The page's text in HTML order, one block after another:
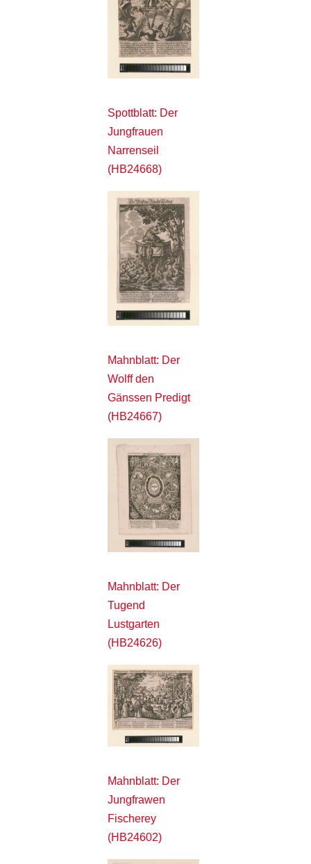
Spottblatt: Der
Jungfrauen
Narrenseil
(HB24668)
Mahnblatt: Der
Wolff den
Gänssen Predigt
(HB24667)
Mahnblatt: Der
Tugend
Lustgarten
(HB24626)
Mahnblatt: Der
Jungfrawen
Fischerey
(HB24602)